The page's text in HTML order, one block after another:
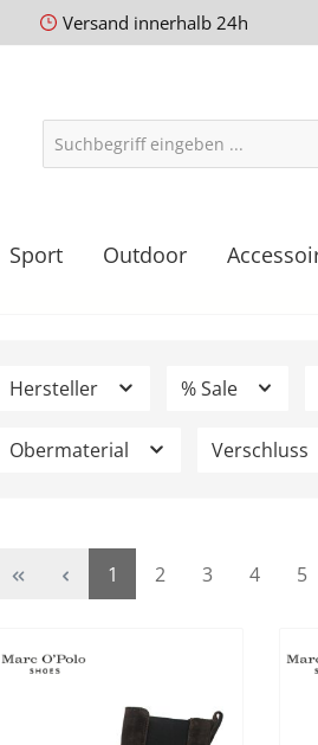
Versand innerhalb 24h
Sport Outdoor
Hersteller % Sale
Obermaterial Verschluss
1 2 3 4 5